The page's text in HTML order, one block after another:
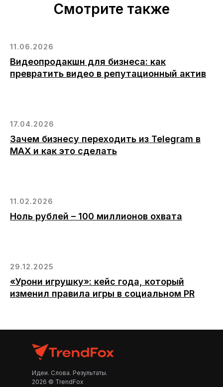
Смотрите также
11.06.2026
Видеопродакшн для бизнеса: как
превратить видео в репутационный актив
17.04.2026
Зачем бизнесу переходить из Telegram в
MAX и как это сделать
11.02.2026
Ноль рублей – 100 миллионов охвата
29.12.2025
«Урони игрушку»: кейс года, который
изменил правила игры в социальном PR
Идеи. Слова. Результаты.
2026 © TrendFox